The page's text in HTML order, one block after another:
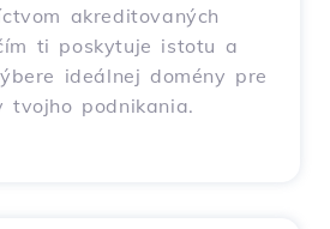
akreditovaných
ti poskytuje istotu a
ideálnej domény pre
tvojho podnikania.